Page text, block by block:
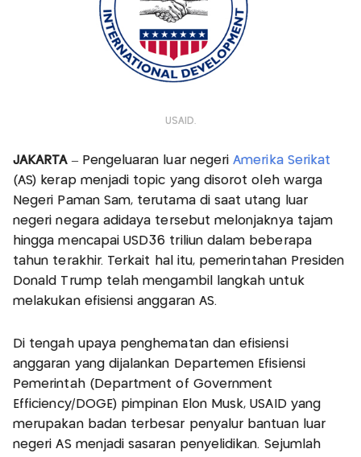
USAID.
JAKARTA– Pengeluaran luar negeriAmerika Serikat
(AS) kerap menjadi topic yang disorot oleh warga
Negeri Paman Sam, terutama di saat utang luar
negeri negara adidaya tersebut melonjaknya tajam
hingga mencapai USD36 triliun dalam beberapa
tahun terakhir. Terkait hal itu, pemerintahan Presiden
Donald Trump telah mengambil langkah untuk
melakukan efisiensi anggaran AS.
Di tengah upaya penghematan dan efisiensi
anggaran yang dijalankan Departemen Efisiensi
Pemerintah (Department of Government
Efficiency/DOGE) pimpinan Elon Musk, USAID yang
merupakan badan terbesar penyalur bantuan luar
negeri AS menjadi sasaran penyelidikan. Sejumlah